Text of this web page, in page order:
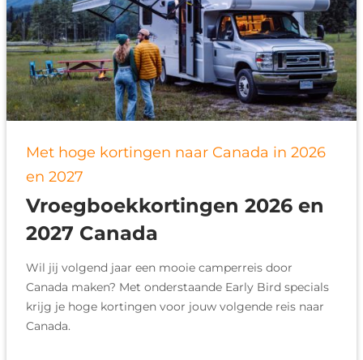
Met hoge kortingen naar Canada in 2026
en 2027
Vroegboekkortingen 2026 en
2027 Canada
Wil jij volgend jaar een mooie camperreis door
Canada maken? Met onderstaande Early Bird specials
krijg je hoge kortingen voor jouw volgende reis naar
Canada.